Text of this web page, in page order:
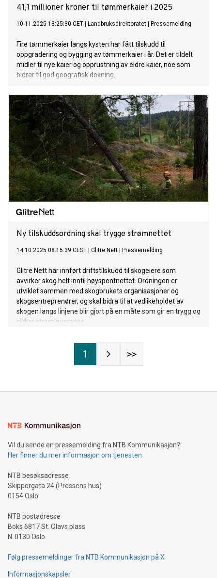
41,1 millioner kroner til tømmerkaier i 2025
10.11.2025 13:25:30 CET Landbruksdirektoratet Pressemelding
Fire tømmerkaier langs kysten har fått tilskudd til
oppgradering og bygging av tømmerkaier i år. Det er tildelt
midler til nye kaier og opprustning av eldre kaier, noe som
bidrar til god geografisk dekning.
Ny tilskuddsordning skal trygge strømnettet
14.10.2025 08:15:39 CEST Glitre Nett Pressemelding
Glitre Nett har innført driftstilskudd til skogeiere som
avvirker skog helt inntil høyspentnettet. Ordningen er
utviklet sammen med skogbrukets organisasjoner og
skogsentreprenører, og skal bidra til at vedlikeholdet av
skogen langs linjene blir gjort på en måte som gir en trygg og
sikker strømleveranse.
1 >>
Vil du sende en pressemelding fra NTB Kommunikasjon?
Her finner du mer informasjon om tjenesten
NTB besøksadresse
Skippergata 24 (Pressens hus)
0154 Oslo
NTB postadresse
Boks 6817 St. Olavs plass
N-0130 Oslo
Følg pressemeldinger fra NTB Kommunikasjon på X
Informasjonskapsler